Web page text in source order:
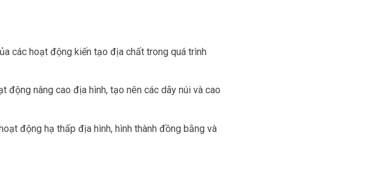
các hoạt động kiến tạo địa chất trong quá trình
động nâng cao địa hình, tạo nên các dãy núi và cao
động hạ thấp địa hình, hình thành đồng bằng và